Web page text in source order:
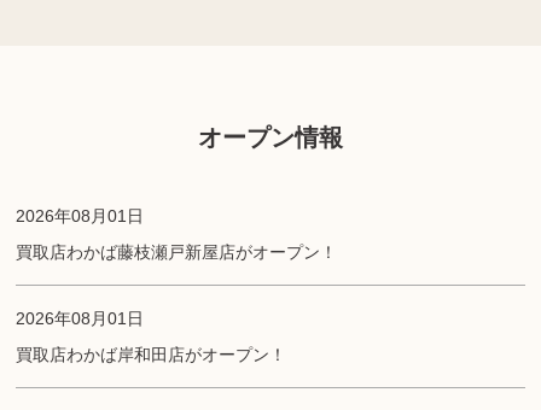
オープン情報
2026年08月01日
買取店わかば藤枝瀬戸新屋店がオープン！
2026年08月01日
買取店わかば岸和田店がオープン！